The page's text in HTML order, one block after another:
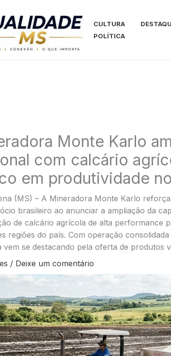
CULTURA
POLÍTICA
Monte Karlo
com calcário
em produtividade
(MS) – A Mineradora Monte Karlo
brasileiro ao anunciar a ampliação da
de calcário agrícola de alta performance
regiões do país. Com operação
vem se destacando pela oferta de produtos
/ Deixe um comentário